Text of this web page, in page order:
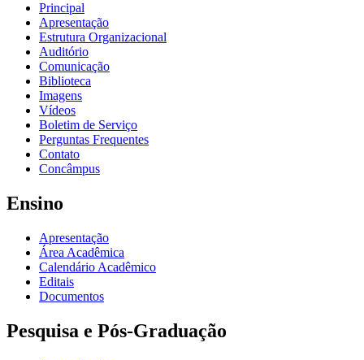
Principal
Apresentação
Estrutura Organizacional
Auditório
Comunicação
Biblioteca
Imagens
Vídeos
Boletim de Serviço
Perguntas Frequentes
Contato
Concâmpus
Ensino
Apresentação
Área Acadêmica
Calendário Acadêmico
Editais
Documentos
Pesquisa e Pós-Graduação